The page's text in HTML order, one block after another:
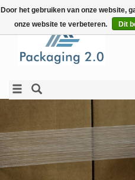
Door het gebruiken van onze website,
onze website te verbeteren.
Dit